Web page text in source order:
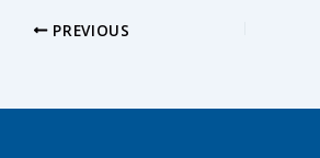
PREVIOUS